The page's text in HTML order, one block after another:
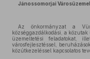
Jánossomorjai
Az önkormányzat a
községgazdálkodási, a
üzemeltetési feladatokat,
városfejlesztéssel,
közútkezeléssel kapcsolatos